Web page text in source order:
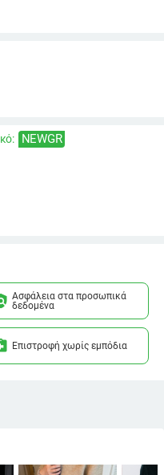
NEWGR
Ασφάλεια στα προσωπικά
δεδομένα
Επιστροφή χωρίς εμπόδια